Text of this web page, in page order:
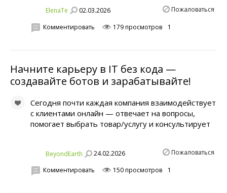
ElenaTe 02.03.2026 Пожаловаться
Комментировать 179 просмотров 1
Начните карьеру в IT без кода —
создавайте ботов и зарабатывайте!
Сегодня почти каждая компания взаимодействует
с клиентами онлайн — отвечает на вопросы,
помогает выбрать товар/услугу и консультирует
BeyondEarth 24.02.2026 Пожаловаться
Комментировать 150 просмотров 1